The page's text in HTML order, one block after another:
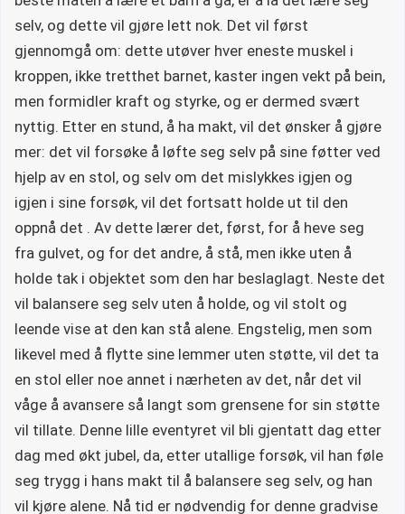
selv, og dette vil gjøre lett nok. Det vil først
gjennomgå om: dette utøver hver eneste muskel i
kroppen, ikke tretthet barnet, kaster ingen vekt på bein,
men formidler kraft og styrke, og er dermed svært
nyttig. Etter en stund, å ha makt, vil det ønsker å gjøre
mer: det vil forsøke å løfte seg selv på sine føtter ved
hjelp av en stol, og selv om det mislykkes igjen og
igjen i sine forsøk, vil det fortsatt holde ut til den
oppnå det . Av dette lærer det, først, for å heve seg
fra gulvet, og for det andre, å stå, men ikke uten å
holde tak i objektet som den har beslaglagt. Neste det
vil balansere seg selv uten å holde, og vil stolt og
leende vise at den kan stå alene. Engstelig, men som
likevel med å flytte sine lemmer uten støtte, vil det ta
en stol eller noe annet i nærheten av det, når det vil
våge å avansere så langt som grensene for sin støtte
vil tillate. Denne lille eventyret vil bli gjentatt dag etter
dag med økt jubel, da, etter utallige forsøk, vil han føle
seg trygg i hans makt til å balansere seg selv, og han
vil kjøre alene. Nå tid er nødvendig for denne gradvise